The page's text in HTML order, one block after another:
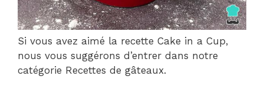
Si vous avez aimé la recette Cake in a Cup,
nous vous suggérons d’entrer dans notre
catégorie Recettes de gâteaux.